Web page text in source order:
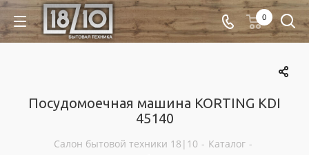
0
Посудомоечная машина KORTING KDI
45140
Салон бытовой техники 18|10 - Каталог -